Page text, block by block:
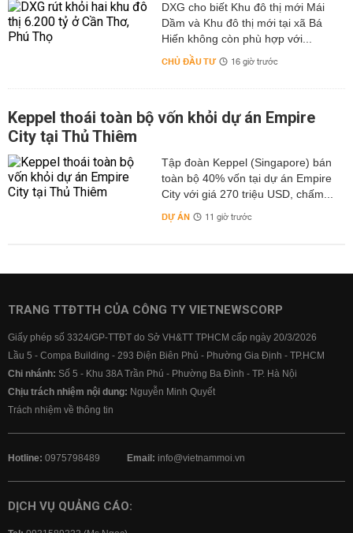
DXG cho biết Khu đô thị mới Mái
Dầm và Khu đô thị mới tại xã Bá
Hiến không còn phù hợp với...
CHỦ ĐẦU TƯ 16 giờ trước
Keppel thoái toàn bộ vốn khỏi dự án Empire
City tại Thủ Thiêm
Tập đoàn Keppel (Singapore) bán
toàn bộ 40% vốn tại dự án Empire
City với giá 270 triệu USD, chấm...
DỰ ÁN 11 giờ trước
TRANG TTĐTTH CỦA CÔNG TY VIETNEWSCORP
Giấy phép số 3324/GP-TTĐT do Sở VH&TT TPHCM cấp ngày 20/3/2026
Lầu 5 - Compa Building - 293 Điện Biên Phủ - Phường Gia Định - TP.HCM
Chi nhánh: Số 5 - Khu 38A Trần Phú - Phường Ba Đình - TP. Hà Nội
Chịu trách nhiệm nội dung: Nguyễn Minh Quyết
Trách nhiệm về thông tin
Hotline: 0975798489 Email: info@vietnammoi.vn
DỊCH VỤ QUẢNG CÁO: